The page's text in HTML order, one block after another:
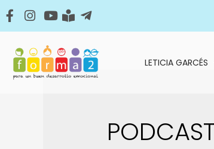
LETICIA GARCÉS
PODCAST